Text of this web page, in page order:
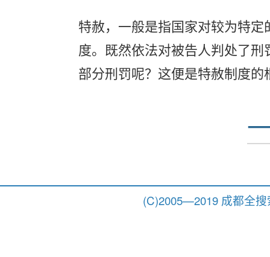
特赦，一般是指国家对较为特
度。既然依法对被告人判处了
部分刑罚呢？这便是特赦制度
(C)2005—2019 成都全